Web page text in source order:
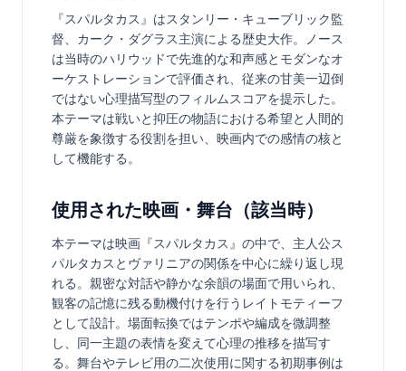
『スパルタカス』はスタンリー・キューブリック監
督、カーク・ダグラス主演による歴史大作。ノース
は当時のハリウッドで先進的な和声感とモダンなオ
ーケストレーションで評価され、従来の甘美一辺倒
ではない心理描写型のフィルムスコアを提示した。
本テーマは戦いと抑圧の物語における希望と人間的
尊厳を象徴する役割を担い、映画内での感情の核と
して機能する。
使用された映画・舞台（該当時）
本テーマは映画『スパルタカス』の中で、主人公ス
パルタカスとヴァリニアの関係を中心に繰り返し現
れる。親密な対話や静かな余韻の場面で用いられ、
観客の記憶に残る動機付けを行うレイトモティーフ
として設計。場面転換ではテンポや編成を微調整
し、同一主題の表情を変えて心理の推移を描写す
る。舞台やテレビ用の二次使用に関する初期事例は